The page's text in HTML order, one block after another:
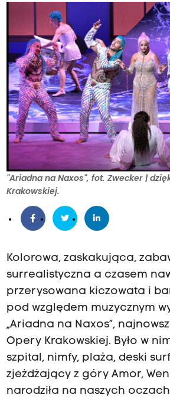
"Ariadna na Naxos", fot. Zwecker |
Krakowskiej.
Kolorowa, zaskakująca,
surrealistyczna a czasem
przerysowana kiczowata i
pod względem muzycznym
„Ariadna na Naxos”,
Opery Krakowskiej. Było w
szpital, nimfy, plaża, deski
zjeżdżający z góry Amor,
narodziła na naszych